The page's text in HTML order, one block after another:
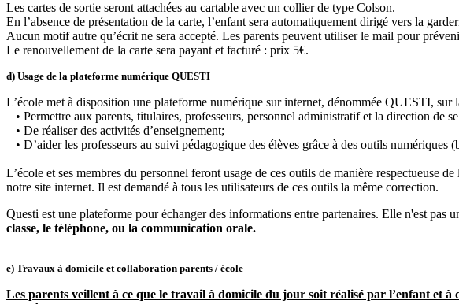
Les cartes de sortie seront attachées au cartable avec un collier de type Colson.
En l’absence de présentation de la carte, l’enfant sera automatiquement dirigé vers la
Aucun motif autre qu’écrit ne sera accepté. Les parents peuvent utiliser le mail pour
Le renouvellement de la carte sera payant et facturé : prix 5€.
d) Usage de la plateforme numérique QUESTI
L’école met à disposition une plateforme numérique sur internet, dénommée QUESTI,
• Permettre aux parents, titulaires, professeurs, personnel administratif et la direction de
• De réaliser des activités d’enseignement;
• D’aider les professeurs au suivi pédagogique des élèves grâce à des outils
L’école et ses membres du personnel feront usage de ces outils de manière
notre site internet. Il est demandé à tous les utilisateurs de ces outils la même correction.
Questi est une plateforme pour échanger des informations entre partenaires. Elle n'est
classe, le téléphone, ou la communication orale.
e) Travaux à domicile et collaboration parents / école
Les parents veillent à ce que le travail à domicile du jour soit réalisé par l’enfant et